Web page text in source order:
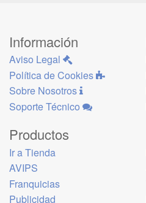
Información
Aviso Legal
Política de Cookies
Sobre Nosotros
Soporte Técnico
Productos
Ir a Tienda
AVIPS
Franquicias
Publicidad